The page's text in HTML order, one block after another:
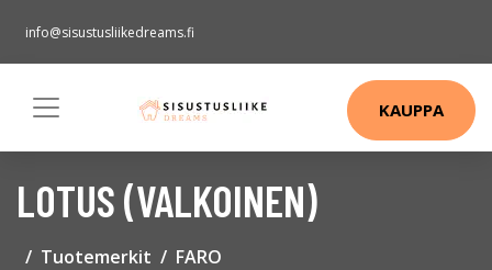
info@sisustusliikedreams.fi
KAUPPA
LOTUS (VALKOINEN)
Tuotemerkit FARO